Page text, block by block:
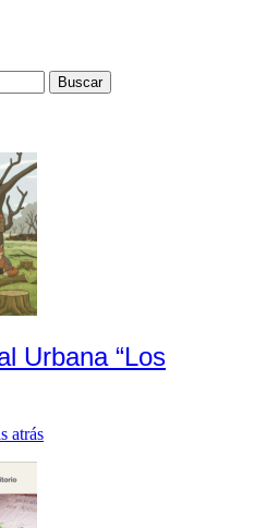
Urbana “Los
atrás